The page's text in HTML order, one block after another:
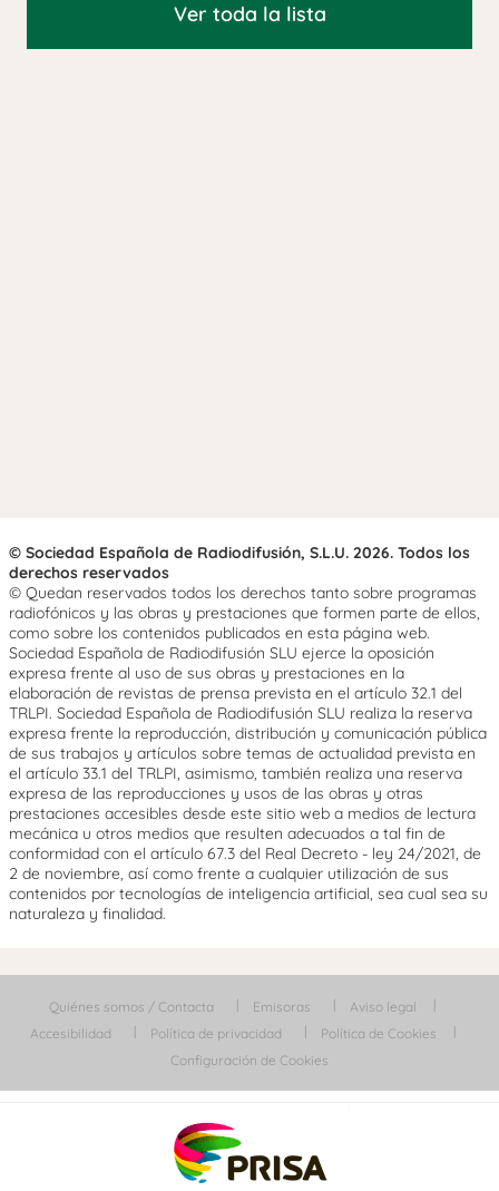
Ver toda la lista
© Sociedad Española de Radiodifusión, S.L.U. 2026. Todos los
derechos reservados
© Quedan reservados todos los derechos tanto sobre programas
radiofónicos y las obras y prestaciones que formen parte de ellos,
como sobre los contenidos publicados en esta página web.
Sociedad Española de Radiodifusión SLU ejerce la oposición
expresa frente al uso de sus obras y prestaciones en la
elaboración de revistas de prensa prevista en el artículo 32.1 del
TRLPI. Sociedad Española de Radiodifusión SLU realiza la reserva
expresa frente la reproducción, distribución y comunicación pública
de sus trabajos y artículos sobre temas de actualidad prevista en
el artículo 33.1 del TRLPI, asimismo, también realiza una reserva
expresa de las reproducciones y usos de las obras y otras
prestaciones accesibles desde este sitio web a medios de lectura
mecánica u otros medios que resulten adecuados a tal fin de
conformidad con el artículo 67.3 del Real Decreto - ley 24/2021, de
2 de noviembre, así como frente a cualquier utilización de sus
contenidos por tecnologías de inteligencia artificial, sea cual sea su
naturaleza y finalidad.
Quiénes somos / Contacta Emisoras
Aviso legal
Accesibilidad
Política de privacidad
Política de Cookies
Configuración de Cookies